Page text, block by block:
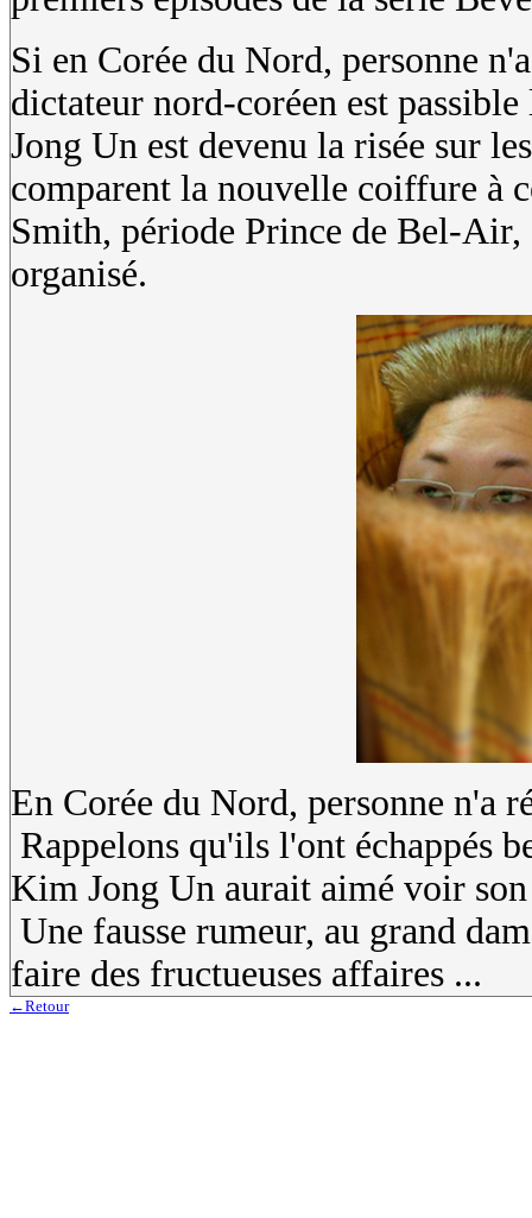
Si en Corée du Nord, personne
dictateur nord-coréen est
Jong Un est devenu la risée sur
comparent la nouvelle coiffure à
Smith, période Prince de Bel-
organisé.
En Corée du Nord, personne n'a
Rappelons qu'ils l'ont échappés
Kim Jong Un aurait aimé voir
Une fausse rumeur, au grand
faire des fructueuses affaires ...
←Retour